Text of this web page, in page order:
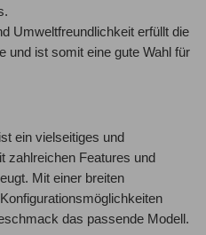
Umweltfreundlichkeit erfüllt die
und ist somit eine gute Wahl für
ein vielseitiges und
zahlreichen Features und
Mit einer breiten
das passende Modell.